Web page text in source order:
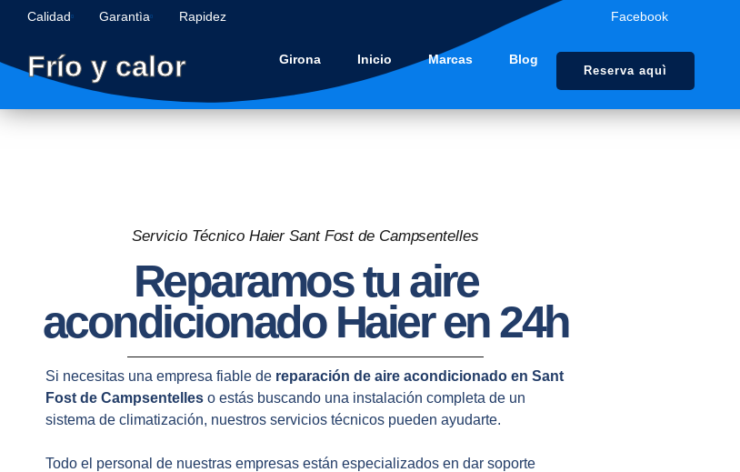
Calidad Garantìa Rapidez Facebook
Frío y calor Girona Inicio Marcas Blog
Reserva aquì
Servicio Técnico Haier Sant Fost de Campsentelles
Reparamos tu aire
acondicionado Haier en 24h
Si necesitas una empresa fiable de reparación de aire acondicionado en Sant
Fost de Campsentelles o estás buscando una instalación completa de un
sistema de climatización, nuestros servicios técnicos pueden ayudarte.
Todo el personal de nuestras empresas están especializados en dar soporte